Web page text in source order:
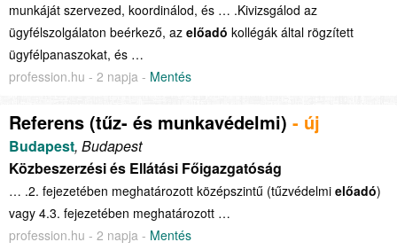
munkáját szervezed, koordinálod, és … .Kivizsgálod az
ügyfélszolgálaton beérkező, az előadó kollégák által rögzített
ügyfélpanaszokat, és …
profession.hu - 2 napja - Mentés
Referens (tűz- és munkavédelmi) - új
Budapest, Budapest
Közbeszerzési és Ellátási Főigazgatóság
… .2. fejezetében meghatározott középszintű (tűzvédelmi előadó)
vagy 4.3. fejezetében meghatározott …
profession.hu - 2 napja - Mentés